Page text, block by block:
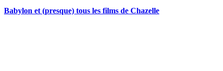
Babylon et (presque) tous les films de Chazelle